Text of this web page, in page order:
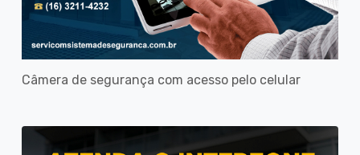
Câmera de segurança com acesso pelo celular